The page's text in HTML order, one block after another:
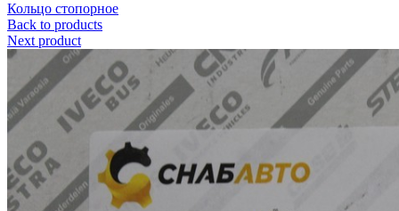
Кольцо стопорное
Back to products
Next product